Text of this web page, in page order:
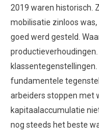
2019 waren historisch.
mobilisatie zinloos
goed werd gesteld.
fundamentele
arbeiders stoppen met
kapitaalaccumulatie
nog steeds het beste